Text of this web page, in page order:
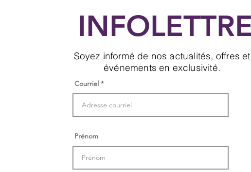
INFOLETTRE
Soyez informé de nos actualités, offres et
événements en exclusivité.
Courriel
Prénom